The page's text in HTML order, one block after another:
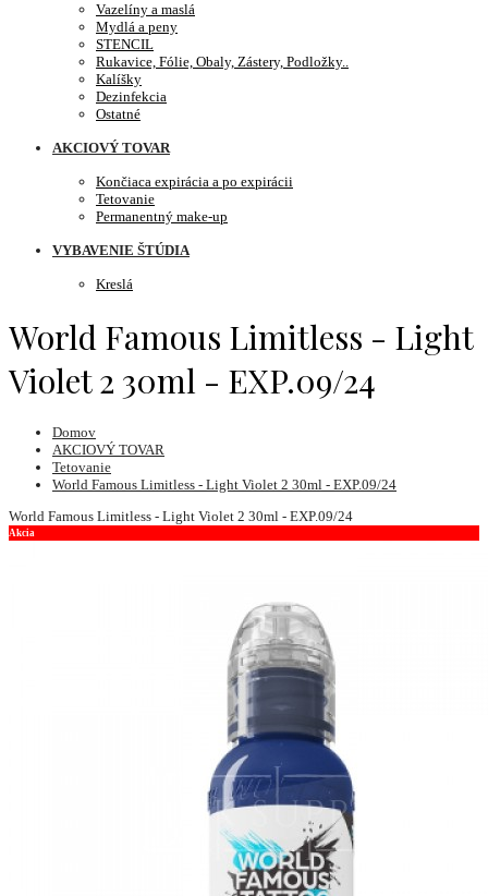
Vazelíny a maslá
Mydlá a peny
STENCIL
Rukavice, Fólie, Obaly, Zástery, Podložky..
Kalíšky
Dezinfekcia
Ostatné
AKCIOVÝ TOVAR
Končiaca expirácia a po expirácii
Tetovanie
Permanentný make-up
VYBAVENIE ŠTÚDIA
Kreslá
World Famous Limitless - Light
Violet 2 30ml - EXP.09/24
Domov
AKCIOVÝ TOVAR
Tetovanie
World Famous Limitless - Light Violet 2 30ml - EXP.09/24
World Famous Limitless - Light Violet 2 30ml - EXP.09/24
Akcia